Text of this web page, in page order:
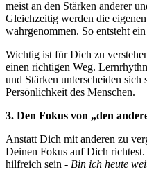
meist an den Stärken anderer
Gleichzeitig werden die
wahrgenommen. So entsteht
Wichtig ist für Dich zu
einen richtigen Weg.
und Stärken unterscheiden
Persönlichkeit des Menschen.
3. Den Fokus von „den
Anstatt Dich mit anderen zu
Deinen Fokus auf Dich
hilfreich sein - Bin ich heute